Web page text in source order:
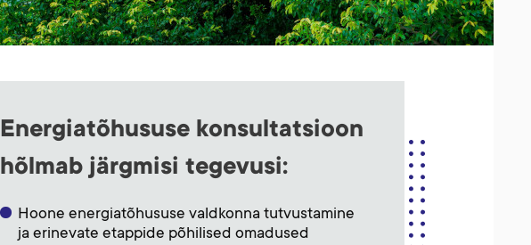
Energiatõhususe konsultatsioon
hõlmab järgmisi tegevusi:
Hoone energiatõhususe valdkonna tutvustamine
ja erinevate etappide põhilised omadused